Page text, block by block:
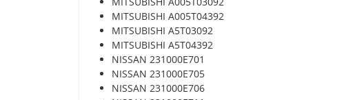
MITSUBISHI A005T04392
MITSUBISHI A5T03092
MITSUBISHI A5T04392
NISSAN 231000E701
NISSAN 231000E705
NISSAN 231000E706